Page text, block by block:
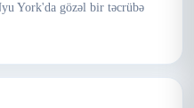
York'da gözəl bir təcrübə